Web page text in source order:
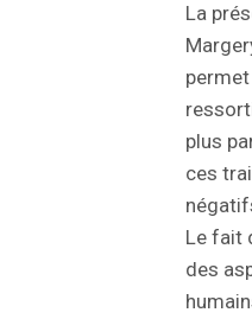
La
plus
ces
Le fait
des